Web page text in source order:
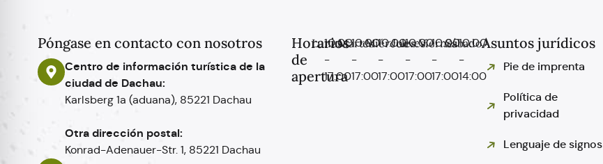
Póngase en contacto con nosotros
Centro de información turística de la
ciudad de Dachau:
Karlsberg 1a (aduana), 85221 Dachau
Otra dirección postal:
Konrad-Adenauer-Str. 1, 85221 Dachau
Horarios
de
apertura
Lunes
10:00
-
17:00
Martes
10:00
-
17:00
Miércoles
10:00
-
17:00
Jueves
10:00
-
17:00
Viernes
10:00
-
17:00
Sábado
10:00
-
14:00
Asuntos jurídicos
Pie de imprenta
Política de
privacidad
Lenguaje de signos